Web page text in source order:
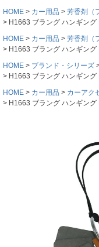
HOME
カー用品 芳香剤（
H1663 ブラング ハンギング
HOME
カー用品 芳香剤（
H1663 ブラング ハンギング
HOME
ブランド・シリーズ
H1663 ブラング ハンギング
HOME
カー用品 カーアク
H1663 ブラング ハンギング